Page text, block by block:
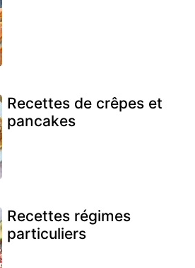
Recettes de crêpes et
pancakes
Recettes régimes
particuliers